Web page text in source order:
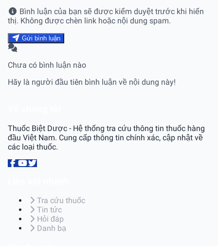
Bình luận của bạn sẽ được kiểm duyệt trước khi hiển
thị. Không được chèn link hoặc nội dung spam.
Gửi bình luận
Chưa có bình luận nào
Hãy là người đầu tiên bình luận về nội dung này!
Thuốc Biệt Dược - Hệ thống tra cứu thông tin thuốc hàng
đầu Việt Nam. Cung cấp thông tin chính xác, cập nhật về
các loại thuốc.
Tra cứu thuốc
Tin tức
Hỏi đáp
Danh bạ